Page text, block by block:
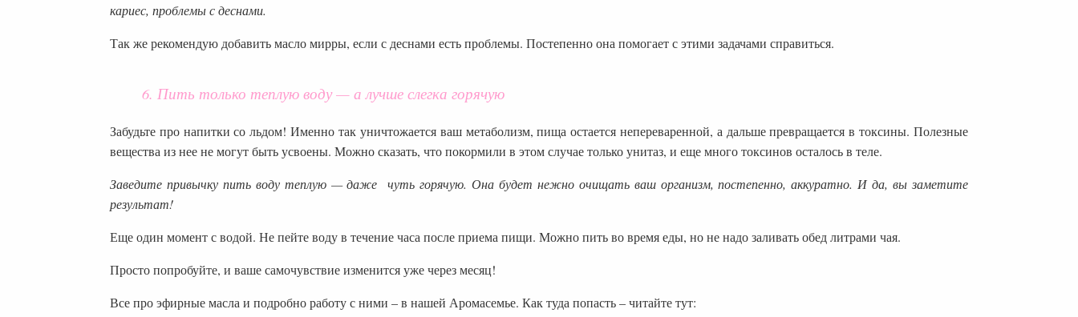
кариес, проблемы с деснами.
Так же рекомендую добавить масло мирры, если с деснами есть проблемы. Постепенно она помогает с этими задачами справиться.
6. Пить только теплую воду — а лучше слегка горячую
Забудьте про напитки со льдом! Именно так уничтожается ваш метаболизм, пища остается непереваренной, а дальше превращается в токсины. Полезные
вещества из нее не могут быть усвоены. Можно сказать, что покормили в этом случае только унитаз, и еще много токсинов осталось в теле.
Заведите привычку пить воду теплую — даже чуть горячую. Она будет нежно очищать ваш организм, постепенно, аккуратно. И да, вы заметите
результат!
Еще один момент с водой. Не пейте воду в течение часа после приема пищи. Можно пить во время еды, но не надо заливать обед литрами чая.
Просто попробуйте, и ваше самочувствие изменится уже через месяц!
Все про эфирные масла и подробно работу с ними – в нашей Аромасемье. Как туда попасть – читайте тут: